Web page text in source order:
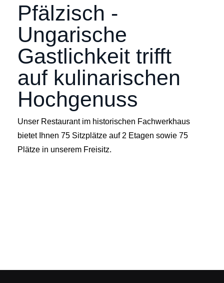
Pfälzisch -
Ungarische
Gastlichkeit trifft
auf kulinarischen
Hochgenuss
Unser Restaurant im historischen Fachwerkhaus
bietet Ihnen 75 Sitzplätze auf 2 Etagen sowie 75
Plätze in unserem Freisitz.